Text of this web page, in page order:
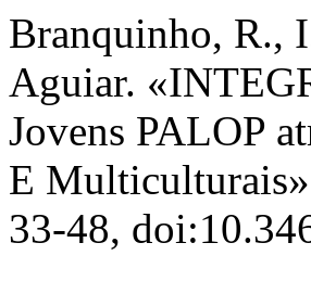
Branquinho, R.,
Aguiar.
Jovens PALOP
E
33-48,